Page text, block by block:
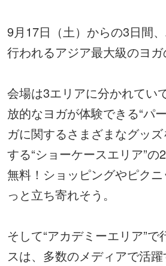
9月17日（土）からの3日間
行われるアジア最大級のヨガ
会場は3エリアに分かれてい
放的なヨガが体験できる“パ
ガに関するさまざまなグッ
する“ショーケースエリア”
無料！ショッピングやピク
っと立ち寄れそう。
そして“アカデミーエリア”で
スは、多数のメディアで活